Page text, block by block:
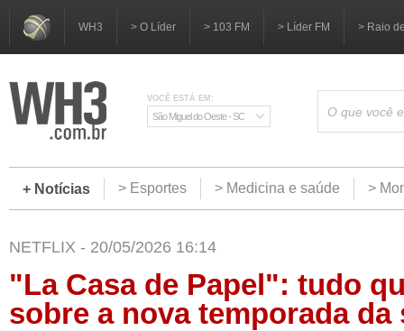
WH3 > O Líder > 103 FM > Líder FM > Raio
VOCÊ ESTÁ EM:
São Miguel do Oeste - SC
+ Notícias > Esportes > Medicina e saúde >
NETFLIX - 20/05/2026 16:14
"La Casa de Papel": tudo
sobre a nova temporada da